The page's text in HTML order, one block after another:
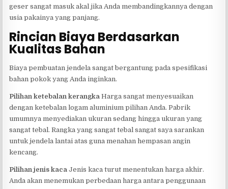
geser sangat masuk akal jika Anda membandingkannya dengan
usia pakainya yang panjang.
Rincian Biaya Berdasarkan
Kualitas Bahan
Biaya pembuatan jendela sangat bergantung pada spesifikasi
bahan pokok yang Anda inginkan.
Pilihan ketebalan kerangka Harga sangat menyesuaikan
dengan ketebalan logam aluminium pilihan Anda. Pabrik
umumnya menyediakan ukuran sedang hingga ukuran yang
sangat tebal. Rangka yang sangat tebal sangat saya sarankan
untuk jendela lantai atas guna menahan hempasan angin
kencang.
Pilihan jenis kaca Jenis kaca turut menentukan harga akhir.
Anda akan menemukan perbedaan harga antara penggunaan